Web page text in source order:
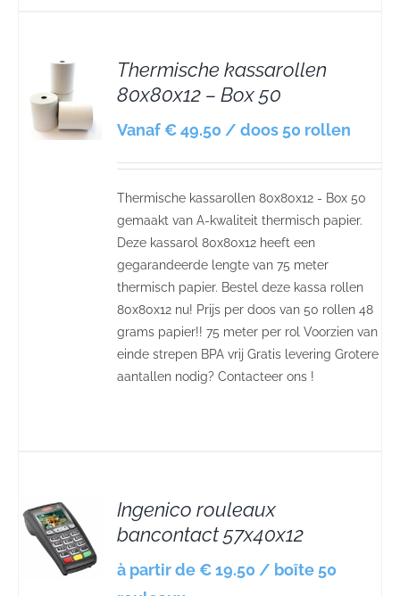
Thermische kassarollen
80x80x12 – Box 50
Vanaf € 49.50 / doos 50 rollen
Thermische kassarollen 80x80x12 - Box 50
gemaakt van A-kwaliteit thermisch papier.
Deze kassarol 80x80x12 heeft een
gegarandeerde lengte van 75 meter
thermisch papier. Bestel deze kassa rollen
80x80x12 nu! Prijs per doos van 50 rollen 48
grams papier!! 75 meter per rol Voorzien van
einde strepen BPA vrij Gratis levering Grotere
aantallen nodig? Contacteer ons !
Ingenico rouleaux
bancontact 57x40x12
à partir de € 19.50 / boîte 50